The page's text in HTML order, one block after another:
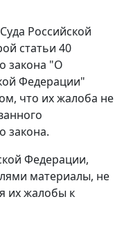
Российской
статьи 40
закона "О
Федерации"
что их жалоба не
закона.
Федерации,
материалы, не
их жалобы к